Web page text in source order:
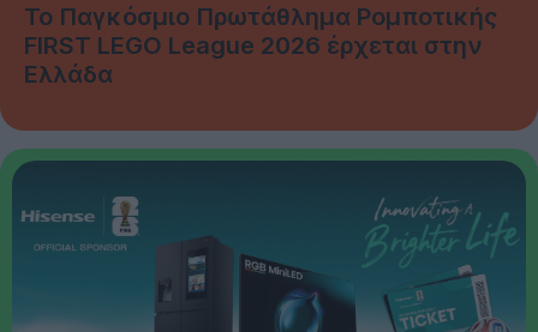
Το Παγκόσμιο Πρωτάθλημα Ρομποτικής
FIRST LEGO League 2026 έρχεται στην
Ελλάδα